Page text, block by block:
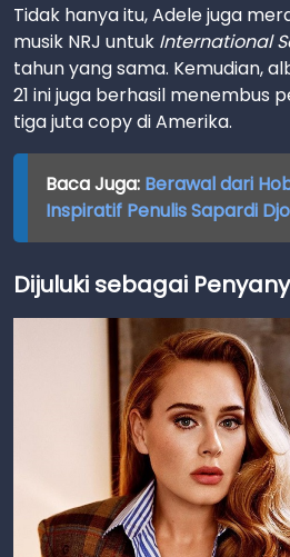
Tidak hanya itu, Adele juga
musik NRJ untuk International
tahun yang sama. Kemudian,
21 ini juga berhasil menembus
tiga juta copy di Amerika.
Baca Juga: Berawal dari
Inspiratif Penulis Sapardi
Dijuluki sebagai